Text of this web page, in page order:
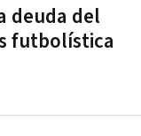
deuda del
futbolística